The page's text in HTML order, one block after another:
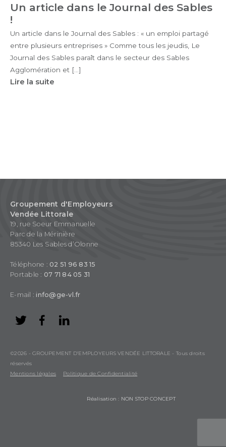
Un article dans le Journal des Sables
!
Un article dans le Journal des Sables : « un emploi partagé
entre plusieurs entreprises » Comme tous les jeudis, Le
Journal des Sables paraît dans le secteur des Sables
Agglomération et […]
Lire la suite
Groupement d'Employeurs
Vendée Littorale
19, rue Soeur Emmanuelle
Parc de la Mérinière
85340 Les Sables d’Olonne
Téléphone : 02 51 96 83 15
Portable : 07 71 84 05 31
E-mail : info@ge-vl.fr
©2026 - GROUPEMENT D’EMPLOYEURS VENDÉE LITTORALE - Tous droits
réservés
Mentions légales
Politique de Confidentialité
Réalisation : NON STOP CONCEPT